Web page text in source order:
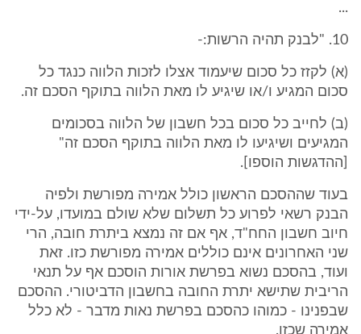
...
10. "לבנק תהיה הרשות:-
(א) לקזז כל סכום שיעמוד אצלו לזכות הלווה כנגד כל
סכום המגיע ו/או שיגיע לו מאת הלווה בתוקף הסכם זה.
(ב) לחייב כל סכום בכל חשבון של הלווה בסכומים
המגיעים ושיגיעו לו מאת הלווה בתוקף הסכם זה"
[ההדגשות הוספו].
בעוד שההסכם הראשון כולל אמירה מפורשת ולפיה
הבנק רשאי לפרוע כל תשלום שלא שולם במועדו, על-ידי
חיוב חשבון החח"ד, אף אם זה נמצא ביתרת חובה, הרי
שני האחרונים אינם כוללים אמירה מפורשת כזו. זאת
ועוד, בהסכם נשוא בפרשת אורות הוסכם אף על תנאי
הריבית שתישא יתרת החובה בחשבון הדביטורי. ההסכם
שבפנינו - כמוהו כהסכם בפרשת נאות מדבר - לא כלל
אמירה שכזו.